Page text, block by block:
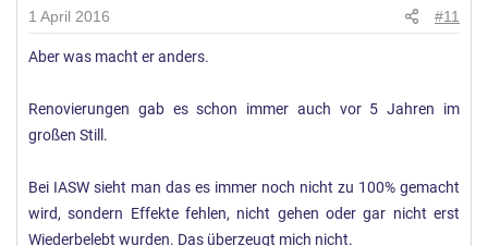
wie es sein sollte.
Ich fahre in der Regel 4x im Jahr hin, ugf 16 Parktage,
Disneyland Hotel geschafft. 2015 ins Santa Fe und die
Lodge, 2014 und 2013 ins Cheyenne.
In der Regel wechsel ich zwischen New York und New Port.
Die Lodge konnte mich aber auch wieder überzeugen so sind
1 April 2016 #11
Aber was macht er anders.
Renovierungen gab es schon immer auch vor 5 Jahren im
großen Still.
Bei IASW sieht man das es immer noch nicht zu 100% gemacht
wird, sondern Effekte fehlen, nicht gehen oder gar nicht erst
Wiederbelebt wurden. Das überzeugt mich nicht.